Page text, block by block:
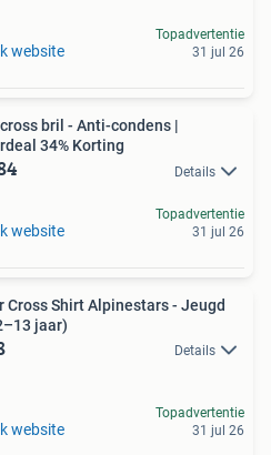
website
Topadvertentie
31 jul 26
bril - Anti-condens |
34% Korting
Details
website
Topadvertentie
31 jul 26
Cross Shirt Alpinestars - Jeugd
jaar)
Details
website
Topadvertentie
31 jul 26